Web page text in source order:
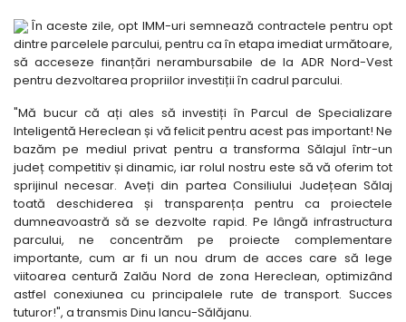
În aceste zile, opt IMM-uri semnează contractele pentru opt
dintre parcelele parcului, pentru ca în etapa imediat următoare,
să acceseze finanțări nerambursabile de la ADR Nord-Vest
pentru dezvoltarea propriilor investiții în cadrul parcului.
"Mă bucur că ați ales să investiți în Parcul de Specializare
Inteligentă Hereclean și vă felicit pentru acest pas important! Ne
bazăm pe mediul privat pentru a transforma Sălajul într-un
județ competitiv și dinamic, iar rolul nostru este să vă oferim tot
sprijinul necesar. Aveți din partea Consiliului Județean Sălaj
toată deschiderea și transparența pentru ca proiectele
dumneavoastră să se dezvolte rapid. Pe lângă infrastructura
parcului, ne concentrăm pe proiecte complementare
importante, cum ar fi un nou drum de acces care să lege
viitoarea centură Zalău Nord de zona Hereclean, optimizând
astfel conexiunea cu principalele rute de transport. Succes
tuturor!", a transmis Dinu Iancu-Sălăjanu.